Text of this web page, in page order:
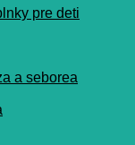
pre deti
a seborea